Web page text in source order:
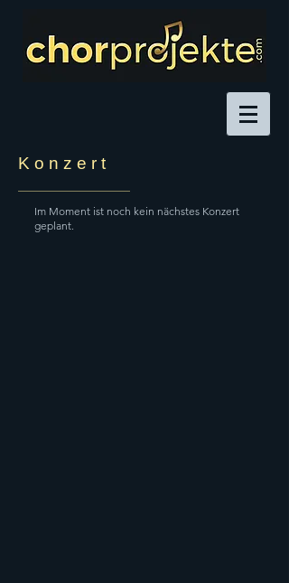
K o n z e r t
Im Moment ist noch kein nächstes Konzert
geplant.